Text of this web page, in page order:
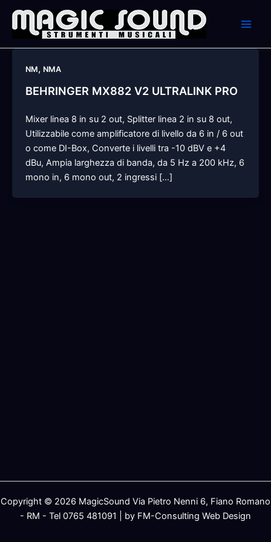
content
NM, NMA
BEHRINGER MX882 V2 ULTRALINK PRO
Mixer linea 8 in su 2 out, Splitter linea 2 in su 8 out,
Utilizzabile come amplificatore di livello da 6 in / 6 out
o come DI-Box, Converte i livelli tra -10 dBV e +4
dBu, Ampia larghezza di banda, da 5 Hz a 200 kHz, 6
mono in, 6 mono out, 2 ingressi […]
Copyright © 2026 MagicSound Via Pietro Nenni 6, Fiano Romano
- RM - Tel 0765 481091 | by FM-Consulting Web Design